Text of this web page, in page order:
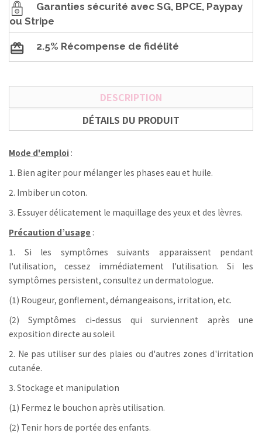
Garanties sécurité avec SG, BPCE, Paypay
ou Stripe
2.5% Récompense de fidélité
DESCRIPTION
DÉTAILS DU PRODUIT
Mode d'emploi :
1. Bien agiter pour mélanger les phases eau et huile.
2. Imbiber un coton.
3. Essuyer délicatement le maquillage des yeux et des lèvres.
Précaution d’usage :
1. Si les symptômes suivants apparaissent pendant
l'utilisation, cessez immédiatement l'utilisation. Si les
symptômes persistent, consultez un dermatologue.
(1) Rougeur, gonflement, démangeaisons, irritation, etc.
(2) Symptômes ci-dessus qui surviennent après une
exposition directe au soleil.
2. Ne pas utiliser sur des plaies ou d'autres zones d'irritation
cutanée.
3. Stockage et manipulation
(1) Fermez le bouchon après utilisation.
(2) Tenir hors de portée des enfants.